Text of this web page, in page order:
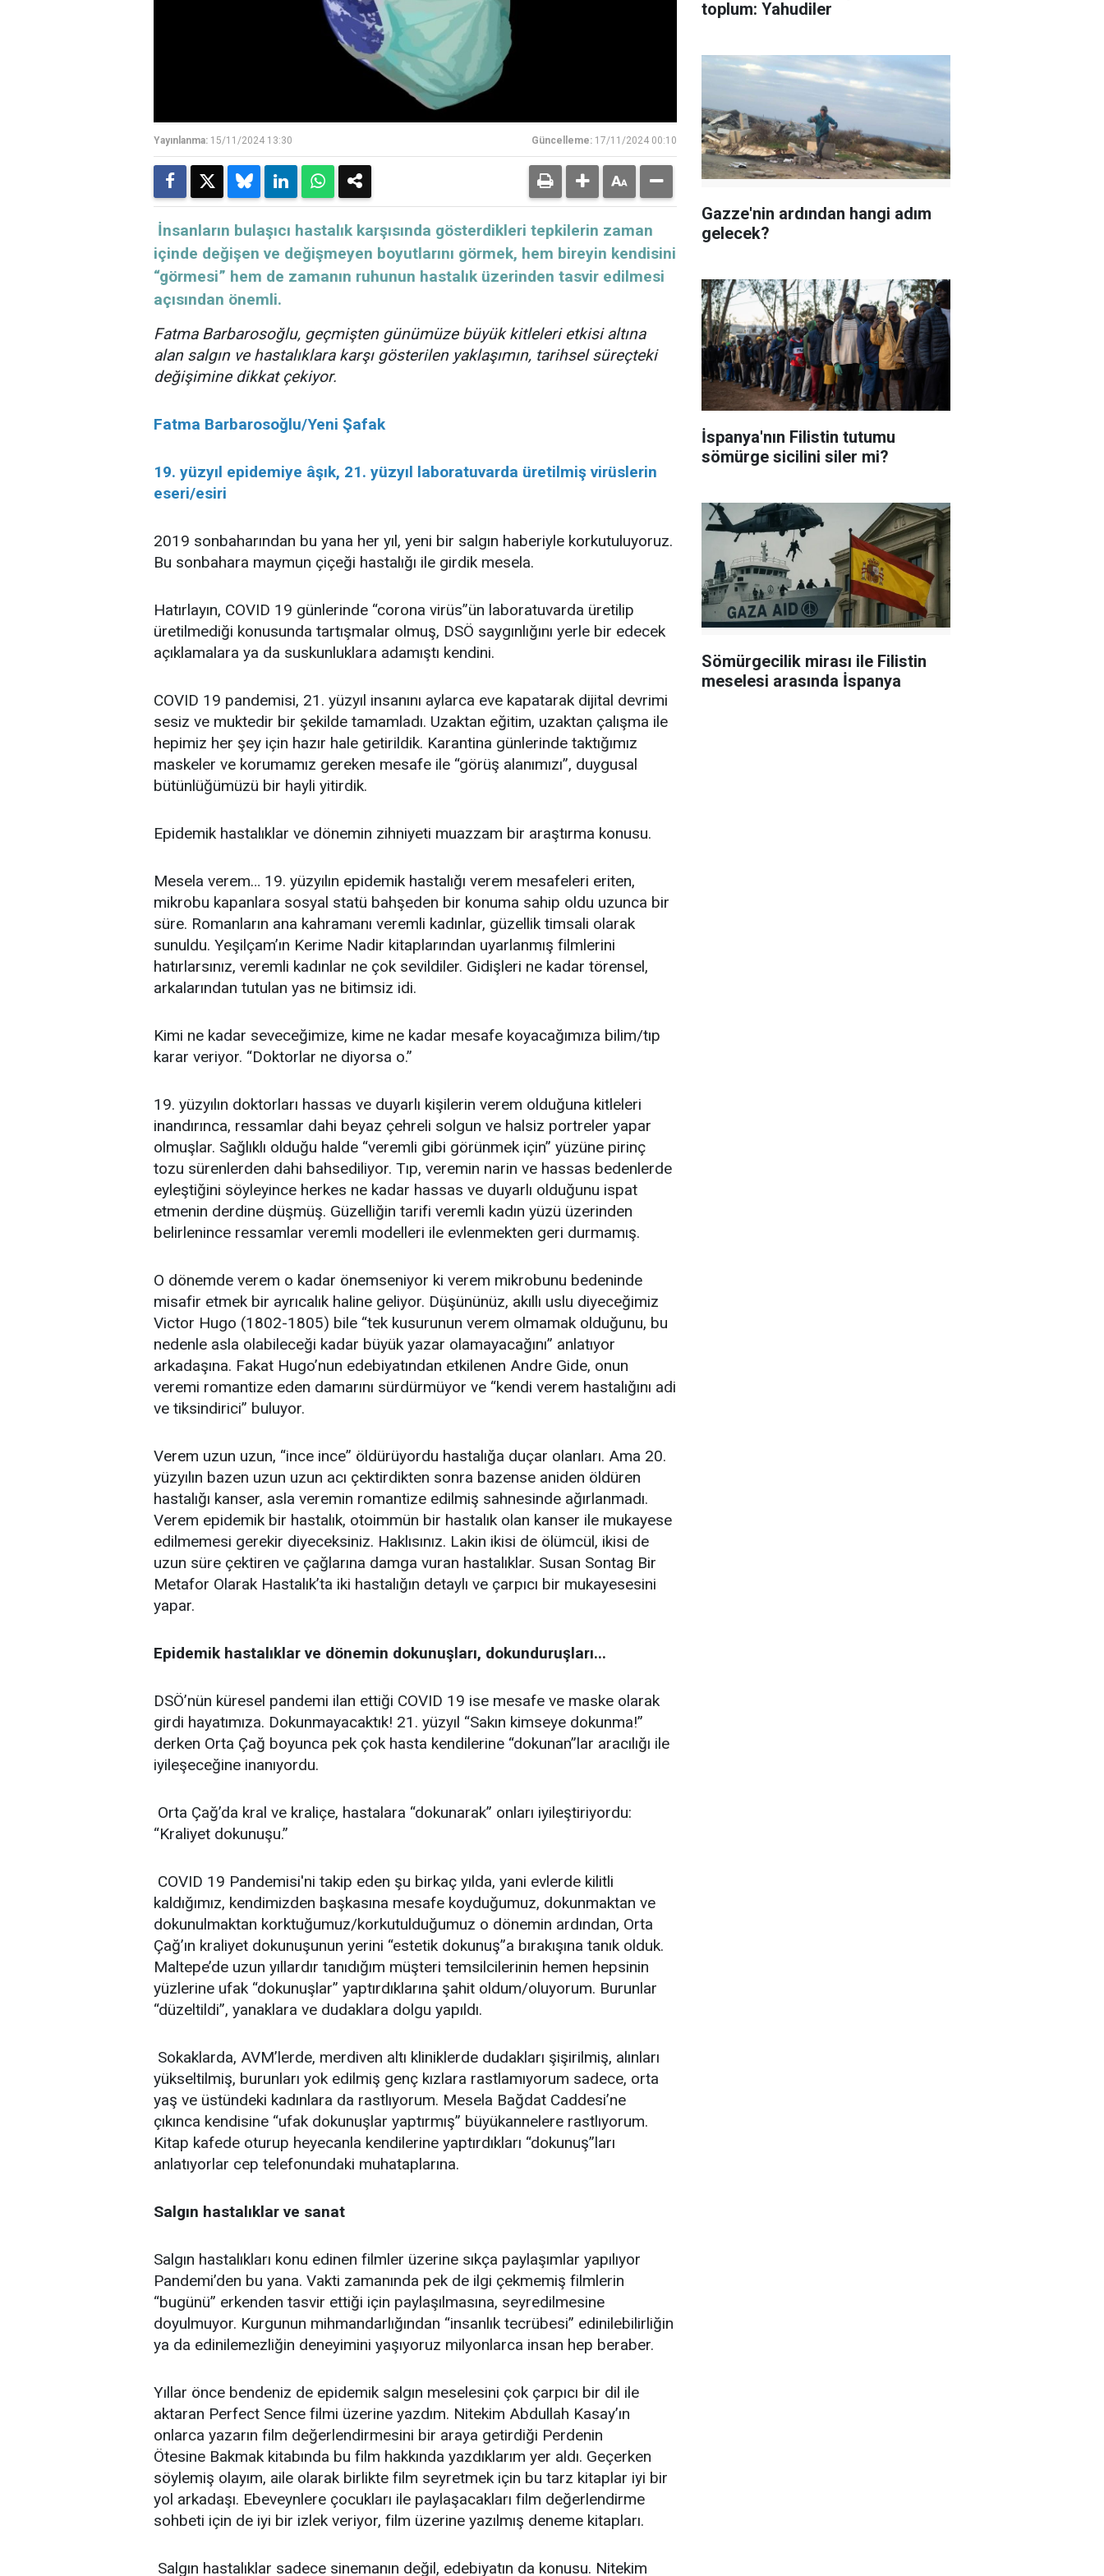
Yayınlanma: 15/11/2024 13:30 Güncelleme: 17/11/2024 00:10
İnsanların bulaşıcı hastalık karşısında gösterdikleri tepkilerin zaman
içinde değişen ve değişmeyen boyutlarını görmek, hem bireyin kendisini
“görmesi” hem de zamanın ruhunun hastalık üzerinden tasvir edilmesi
açısından önemli.
Fatma Barbarosoğlu, geçmişten günümüze büyük kitleleri etkisi altına
alan salgın ve hastalıklara karşı gösterilen yaklaşımın, tarihsel süreçteki
değişimine dikkat çekiyor.
Fatma Barbarosoğlu/Yeni Şafak
19. yüzyıl epidemiye âşık, 21. yüzyıl laboratuvarda üretilmiş virüslerin
eseri/esiri
2019 sonbaharından bu yana her yıl, yeni bir salgın haberiyle korkutuluyoruz.
Bu sonbahara maymun çiçeği hastalığı ile girdik mesela.
Hatırlayın, COVID 19 günlerinde “corona virüs”ün laboratuvarda üretilip
üretilmediği konusunda tartışmalar olmuş, DSÖ saygınlığını yerle bir edecek
açıklamalara ya da suskunluklara adamıştı kendini.
COVID 19 pandemisi, 21. yüzyıl insanını aylarca eve kapatarak dijital devrimi
sesiz ve muktedir bir şekilde tamamladı. Uzaktan eğitim, uzaktan çalışma ile
hepimiz her şey için hazır hale getirildik. Karantina günlerinde taktığımız
maskeler ve korumamız gereken mesafe ile “görüş alanımızı”, duygusal
bütünlüğümüzü bir hayli yitirdik.
Epidemik hastalıklar ve dönemin zihniyeti muazzam bir araştırma konusu.
Mesela verem… 19. yüzyılın epidemik hastalığı verem mesafeleri eriten,
mikrobu kapanlara sosyal statü bahşeden bir konuma sahip oldu uzunca bir
süre. Romanların ana kahramanı veremli kadınlar, güzellik timsali olarak
sunuldu. Yeşilçam’ın Kerime Nadir kitaplarından uyarlanmış filmlerini
hatırlarsınız, veremli kadınlar ne çok sevildiler. Gidişleri ne kadar törensel,
arkalarından tutulan yas ne bitimsiz idi.
Kimi ne kadar seveceğimize, kime ne kadar mesafe koyacağımıza bilim/tıp
karar veriyor. “Doktorlar ne diyorsa o.”
19. yüzyılın doktorları hassas ve duyarlı kişilerin verem olduğuna kitleleri
inandırınca, ressamlar dahi beyaz çehreli solgun ve halsiz portreler yapar
olmuşlar. Sağlıklı olduğu halde “veremli gibi görünmek için” yüzüne pirinç
tozu sürenlerden dahi bahsediliyor. Tıp, veremin narin ve hassas bedenlerde
eyleştiğini söyleyince herkes ne kadar hassas ve duyarlı olduğunu ispat
etmenin derdine düşmüş. Güzelliğin tarifi veremli kadın yüzü üzerinden
belirlenince ressamlar veremli modelleri ile evlenmekten geri durmamış.
O dönemde verem o kadar önemseniyor ki verem mikrobunu bedeninde
misafir etmek bir ayrıcalık haline geliyor. Düşününüz, akıllı uslu diyeceğimiz
Victor Hugo (1802-1805) bile “tek kusurunun verem olmamak olduğunu, bu
nedenle asla olabileceği kadar büyük yazar olamayacağını” anlatıyor
arkadaşına. Fakat Hugo’nun edebiyatından etkilenen Andre Gide, onun
veremi romantize eden damarını sürdürmüyor ve “kendi verem hastalığını adi
ve tiksindirici” buluyor.
Verem uzun uzun, “ince ince” öldürüyordu hastalığa duçar olanları. Ama 20.
yüzyılın bazen uzun uzun acı çektirdikten sonra bazense aniden öldüren
hastalığı kanser, asla veremin romantize edilmiş sahnesinde ağırlanmadı.
Verem epidemik bir hastalık, otoimmün bir hastalık olan kanser ile mukayese
edilmemesi gerekir diyeceksiniz. Haklısınız. Lakin ikisi de ölümcül, ikisi de
uzun süre çektiren ve çağlarına damga vuran hastalıklar. Susan Sontag Bir
Metafor Olarak Hastalık’ta iki hastalığın detaylı ve çarpıcı bir mukayesesini
yapar.
Epidemik hastalıklar ve dönemin dokunuşları, dokunduruşları...
DSÖ’nün küresel pandemi ilan ettiği COVID 19 ise mesafe ve maske olarak
girdi hayatımıza. Dokunmayacaktık! 21. yüzyıl “Sakın kimseye dokunma!”
derken Orta Çağ boyunca pek çok hasta kendilerine “dokunan”lar aracılığı ile
iyileşeceğine inanıyordu.
Orta Çağ’da kral ve kraliçe, hastalara “dokunarak” onları iyileştiriyordu:
“Kraliyet dokunuşu.”
COVID 19 Pandemisi'ni takip eden şu birkaç yılda, yani evlerde kilitli
kaldığımız, kendimizden başkasına mesafe koyduğumuz, dokunmaktan ve
dokunulmaktan korktuğumuz/korkutulduğumuz o dönemin ardından, Orta
Çağ’ın kraliyet dokunuşunun yerini “estetik dokunuş”a bırakışına tanık olduk.
Maltepe’de uzun yıllardır tanıdığım müşteri temsilcilerinin hemen hepsinin
yüzlerine ufak “dokunuşlar” yaptırdıklarına şahit oldum/oluyorum. Burunlar
“düzeltildi”, yanaklara ve dudaklara dolgu yapıldı.
Sokaklarda, AVM’lerde, merdiven altı kliniklerde dudakları şişirilmiş, alınları
yükseltilmiş, burunları yok edilmiş genç kızlara rastlamıyorum sadece, orta
yaş ve üstündeki kadınlara da rastlıyorum. Mesela Bağdat Caddesi’ne
çıkınca kendisine “ufak dokunuşlar yaptırmış” büyükannelere rastlıyorum.
Kitap kafede oturup heyecanla kendilerine yaptırdıkları “dokunuş”ları
anlatıyorlar cep telefonundaki muhataplarına.
Salgın hastalıklar ve sanat
Salgın hastalıkları konu edinen filmler üzerine sıkça paylaşımlar yapılıyor
Pandemi’den bu yana. Vakti zamanında pek de ilgi çekmemiş filmlerin
“bugünü” erkenden tasvir ettiği için paylaşılmasına, seyredilmesine
doyulmuyor. Kurgunun mihmandarlığından “insanlık tecrübesi” edinilebilirliğin
ya da edinilemezliğin deneyimini yaşıyoruz milyonlarca insan hep beraber.
Yıllar önce bendeniz de epidemik salgın meselesini çok çarpıcı bir dil ile
aktaran Perfect Sence filmi üzerine yazdım. Nitekim Abdullah Kasay’ın
onlarca yazarın film değerlendirmesini bir araya getirdiği Perdenin
Ötesine Bakmak kitabında bu film hakkında yazdıklarım yer aldı. Geçerken
söylemiş olayım, aile olarak birlikte film seyretmek için bu tarz kitaplar iyi bir
yol arkadaşı. Ebeveynlere çocukları ile paylaşacakları film değerlendirme
sohbeti için de iyi bir izlek veriyor, film üzerine yazılmış deneme kitapları.
Salgın hastalıklar sadece sinemanın değil, edebiyatın da konusu. Nitekim
toplum: Yahudiler
Gazze'nin ardından hangi adım
gelecek?
İspanya'nın Filistin tutumu
sömürge sicilini siler mi?
Sömürgecilik mirası ile Filistin
meselesi arasında İspanya